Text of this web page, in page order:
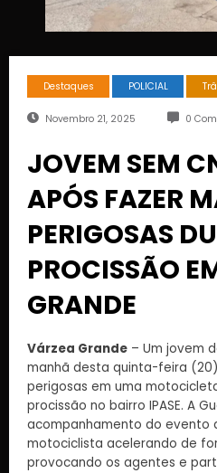
Destaques POLICIAL
Novembro 21, 2025 0
JOVEM SEM
APÓS FAZER
PERIGOSAS
PROCISSÃO
GRANDE
Várzea Grande – Um jovem
manhã desta quinta-feira
perigosas em uma
procissão no bairro IPASE. A
acompanhamento do evento
motociclista acelerando de
provocando os agentes e